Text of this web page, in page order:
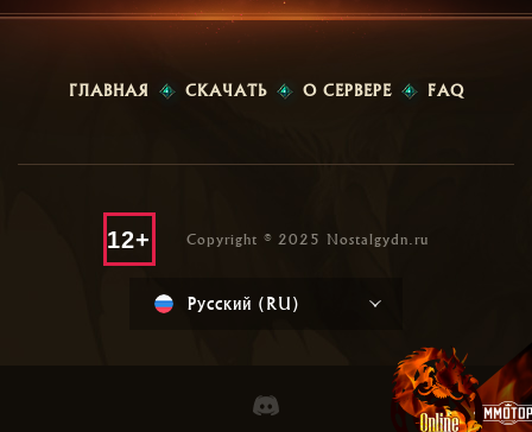
ГЛАВНАЯ СКАЧАТЬ О СЕРВЕРЕ FAQ
12+ Copyright © 2025 Nostalgydn.ru
Русский (RU)